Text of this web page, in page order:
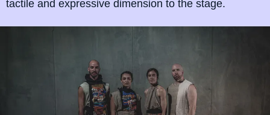
tactile and expressive dimension to the stage.